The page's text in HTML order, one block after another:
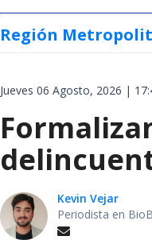
Región
Jueves 06 Agosto, 2026 |
Kevin Vejar
Periodista en